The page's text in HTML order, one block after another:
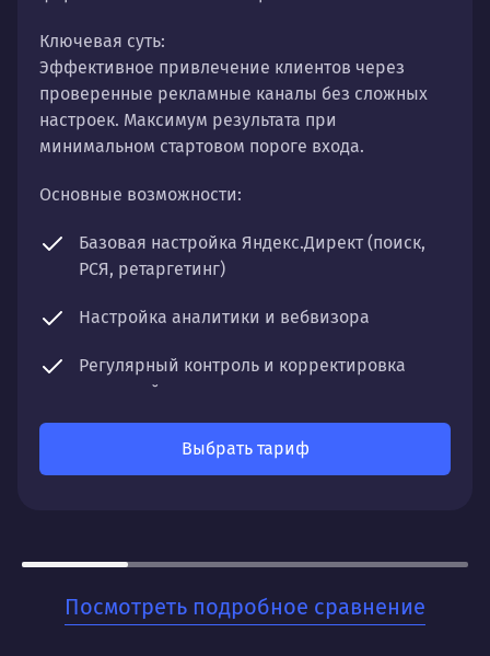
Ключевая суть:
Эффективное привлечение клиентов через
проверенные рекламные каналы без сложных
настроек. Максимум результата при
минимальном стартовом пороге входа.
Основные возможности:
Базовая настройка Яндекс.Директ (поиск,
РСЯ, ретаргетинг)
Настройка аналитики и вебвизора
Регулярный контроль и корректировка
кампаний
Отчетность по ключевым показателям
отчетности и рекомендации для дальнейшего
Выбрать тариф
Посмотреть подробное сравнение